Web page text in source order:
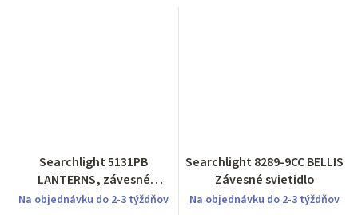
Searchlight 5131PB
LANTERNS, závesné
svietidlo
Na objednávku do 2-3 týždňov
Searchlight 8289-9CC BELLIS
Závesné svietidlo
Na objednávku do 2-3 týždňov